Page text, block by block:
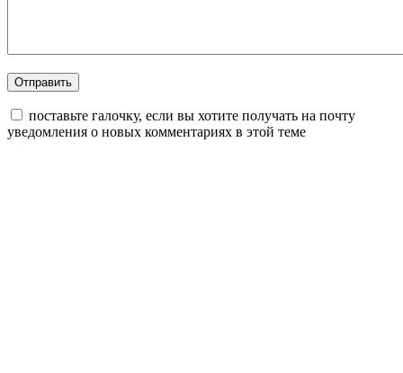
поставьте галочку, если вы хотите получать на почту
уведомления о новых комментариях в этой теме